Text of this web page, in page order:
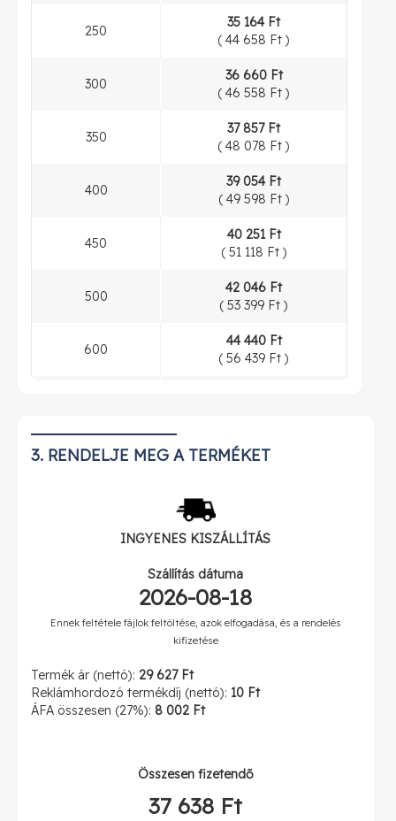
250
35 164 Ft
( 44 658 Ft )
300
36 660 Ft
( 46 558 Ft )
350
37 857 Ft
( 48 078 Ft )
400
39 054 Ft
( 49 598 Ft )
450
40 251 Ft
( 51 118 Ft )
500
42 046 Ft
( 53 399 Ft )
600
44 440 Ft
( 56 439 Ft )
800
49 527 Ft
( 62 899 Ft
( 69 931 Ft
3. RENDELJE MEG A TERMÉKET
INGYENES KISZÁLLÍTÁS
Szállítás dátuma
2026-08-18
Ennek feltétele fájlok feltöltése, azok elfogadása, és a rendelés
kifizetése
Termék ár (nettó): 29 627 Ft
Reklámhordozó termékdíj (nettó): 10 Ft
ÁFA összesen (27%): 8 002 Ft
Összesen fizetendő
37 638 Ft